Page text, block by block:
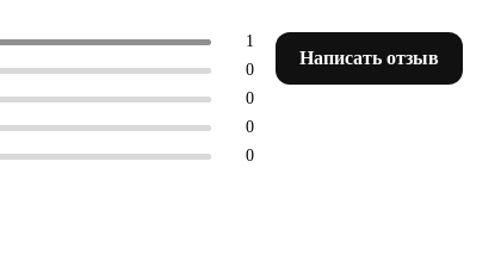
1
0
0
0
0
Написать отзыв